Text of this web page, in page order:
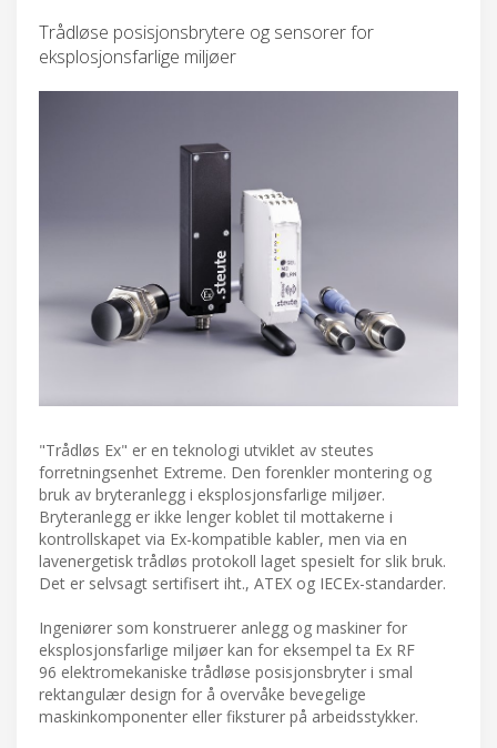
Trådløse posisjonsbrytere og sensorer for
eksplosjonsfarlige miljøer
"Trådløs Ex" er en teknologi utviklet av steutes
forretningsenhet Extreme. Den forenkler montering og
bruk av bryteranlegg i eksplosjonsfarlige miljøer.
Bryteranlegg er ikke lenger koblet til mottakerne i
kontrollskapet via Ex-kompatible kabler, men via en
lavenergetisk trådløs protokoll laget spesielt for slik bruk.
Det er selvsagt sertifisert iht., ATEX og IECEx-standarder.
Ingeniører som konstruerer anlegg og maskiner for
eksplosjonsfarlige miljøer kan for eksempel ta Ex RF
96 elektromekaniske trådløse posisjonsbryter i smal
rektangulær design for å overvåke bevegelige
maskinkomponenter eller fiksturer på arbeidsstykker.